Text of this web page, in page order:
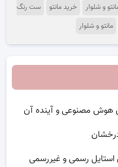
و شلوار خرید مانتو
ست رنگ
مانتو و شلوار
مصنوعی و آینده آن
استایل رسمی و غیررسمی